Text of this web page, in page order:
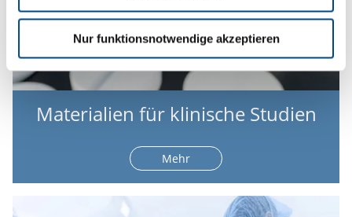
Nur funktionsnotwendige akzeptieren
Materialien für klinische Studien
Mehr